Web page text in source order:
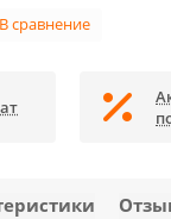
В сравнение